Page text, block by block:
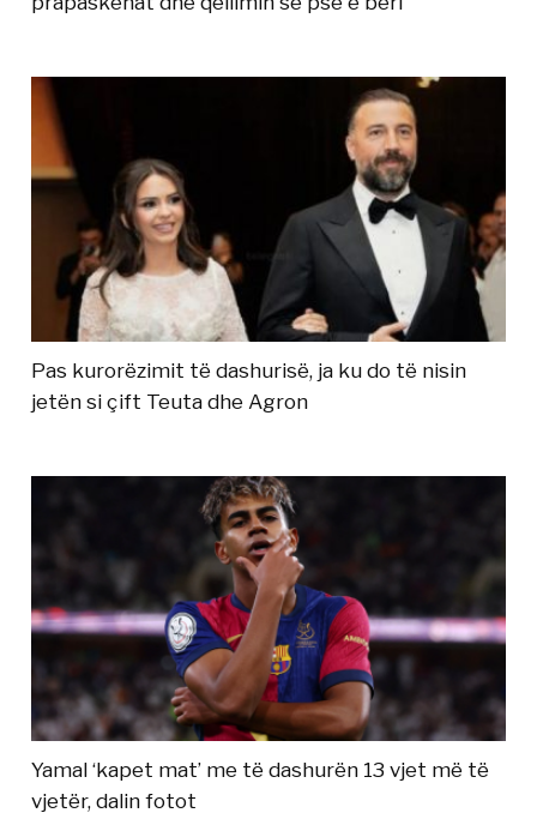
Pas kurorëzimit të dashurisë, ja ku do të nisin
jetën si çift Teuta dhe Agron
Yamal ‘kapet mat’ me të dashurën 13 vjet më të
vjetër, dalin fotot